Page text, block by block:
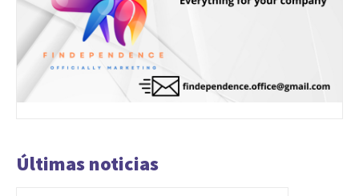
Últimas noticias